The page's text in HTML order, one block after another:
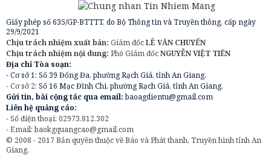
Giấy phép số 635/GP-BTTTT, do Bộ Thông tin và Truyền thông, cấp ngày
29/9/2021
Chịu trách nhiệm xuất bản: Giám đốcLÊ VĂN CHUYỂN
Chịu trách nhiệm nội dung: Phó Giám đốcNGUYỄN VIỆT TIẾN
Địa chỉ Tòa soạn:
- Cơ sở 1: Số 39 Đống Đa, phường Rạch Giá, tỉnh An Giang.
- Cơ sở 2: Số 16 Mạc Đĩnh Chi, phường Rạch Giá, tỉnh An Giang.
Gửi tin, bài cộng tác qua email:baoagdientu@gmail.com
Liên hệ quảng cáo:
- Số điện thoại: 02973.812.302
- Email:baokgquangcao@gmail.com
© 2008 - 2017 Bản quyền thuộc về Báo và Phát thanh, Truyền hình tỉnh An
Giang.